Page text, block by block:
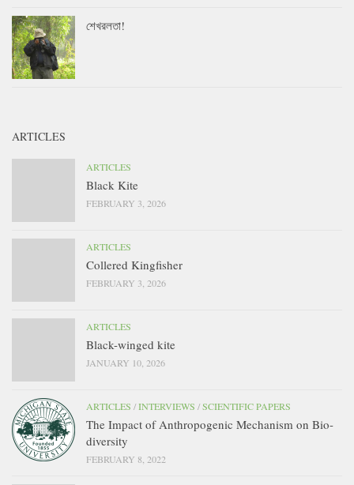
শেখরলতা!
ARTICLES
ARTICLES
Black Kite
FEBRUARY 3, 2026
ARTICLES
Collered Kingfisher
FEBRUARY 3, 2026
ARTICLES
Black-winged kite
JANUARY 10, 2026
ARTICLES /INTERVIEWS /SCIENTIFIC PAPERS
The Impact of Anthropogenic Mechanism on Bio-
diversity
FEBRUARY 8, 2022